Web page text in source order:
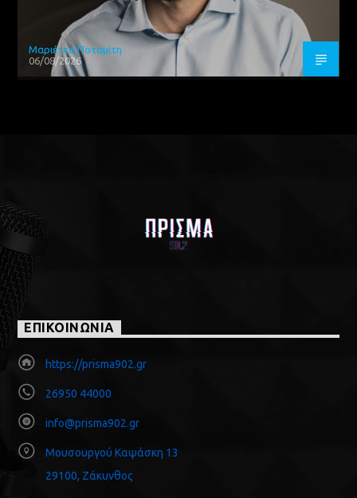
Μαριέττα Ποταμίτη
06/08/2026
ΕΠΙΚΟΙΝΩΝΙΑ
https://prisma902.gr
26950 44000
info@prisma902.gr
Μουσουργού Καψάσκη 13
29100, Ζάκυνθος